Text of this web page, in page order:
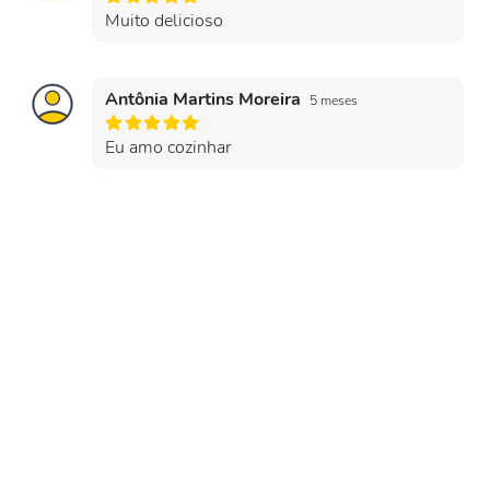
Muito delicioso
Antônia Martins Moreira 5 meses
Eu amo cozinhar